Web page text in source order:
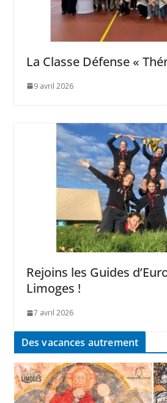
La Classe Défense «
9 avril 2026
Rejoins les Guides
Limoges !
7 avril 2026
Des vacances autrement